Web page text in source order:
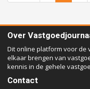
Over
Dit online platform voor de
elkaar brengen van
kennis in de gehele
Contact